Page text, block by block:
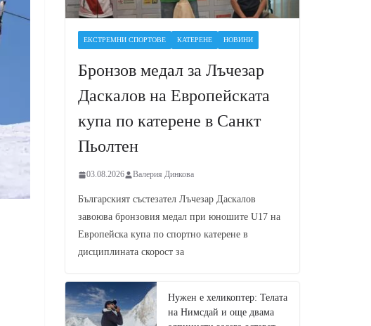
ЕКСТРЕМНИ СПОРТОВЕ КАТЕРЕНЕ НОВИНИ
Бронзов медал за Лъчезар
Даскалов на Европейската
купа по катерене в Санкт
Пьолтен
03.08.2026 Валерия Динкова
Българският състезател Лъчезар Даскалов
завоюва бронзовия медал при юношите U17 на
Европейска купа по спортно катерене в
дисциплината скорост за
Нужен е хеликоптер: Телата
на Нимсдай и още двама